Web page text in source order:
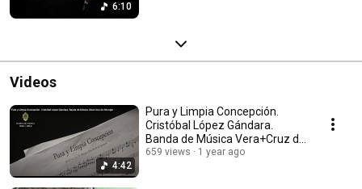
6:10
Videos
4:42
Pura y Limpia Concepción.
Cristóbal López Gándara.
Banda de Música Vera+Cruz de
Almogía
659 views 1 year ago